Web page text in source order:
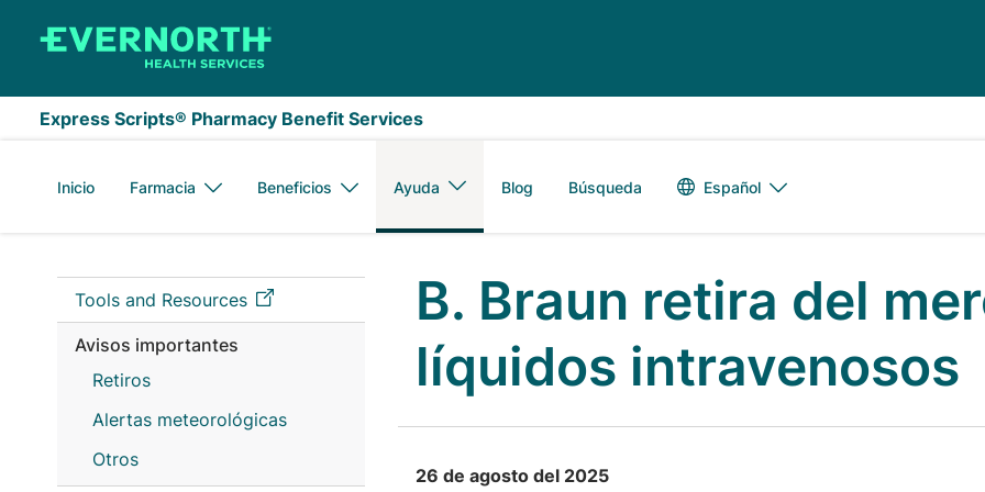
Express Scripts® Pharmacy Benefit Services
Inicio Farmacia Beneficios Ayuda Blog Búsqueda Alternador de
Español
Tools and Resources
Avisos importantes
Retiros
Alertas meteorológicas
Otros
B. Braun retira del
líquidos intravenosos
26 de agosto del 2025